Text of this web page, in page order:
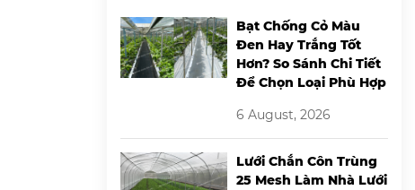
Bạt Chống Cỏ Màu
Đen Hay Trắng Tốt
Hơn? So Sánh Chi Tiết
Để Chọn Loại Phù Hợp
6 August, 2026
Lưới Chắn Côn Trùng
25 Mesh Làm Nhà Lưới